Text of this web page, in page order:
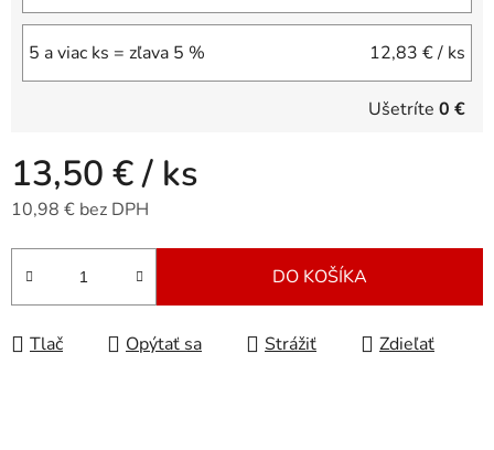
5 a viac ks = zľava 5 % 12,83 €/ ks
Ušetríte 0 €
13,50 €/ ks
10,98 € bez DPH
Jednotková cena:
DO KOŠÍKA
Tlač Opýtať sa Strážiť Zdieľať